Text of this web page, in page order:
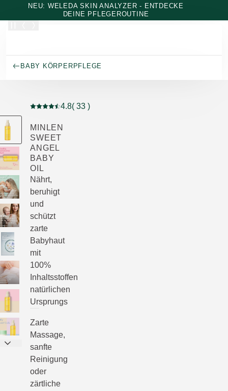
Zum Hauptinhalt wechseln
NEU: WELEDA SKIN ANALYZER - ENTDECKE
DEINE PFLEGEROUTINE
BABY KÖRPERPFLEGE
Aktuelle Bewertung: 4.8 von 5 Sternen bewertet von
4.8( 33 )
MINLEN
SWEET
ANGEL
BABY
OIL
Nährt,
beruhigt
und
schützt
zarte
Babyhaut
mit
100%
Inhaltsstoffen
natürlichen
Ursprungs
Zarte
Massage,
sanfte
Reinigung
oder
zärtliche